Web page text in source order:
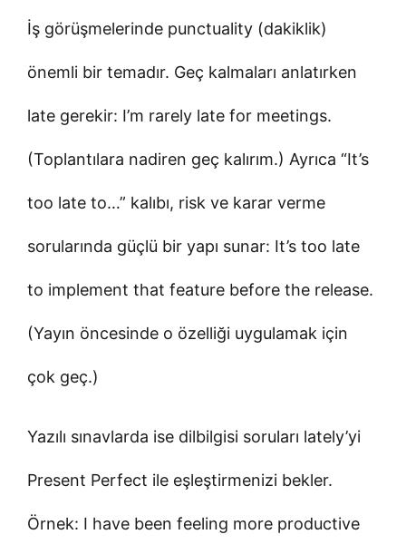
İş görüşmelerinde punctuality (dakiklik)
önemli bir temadır. Geç kalmaları anlatırken
late gerekir: I’m rarely late for meetings.
(Toplantılara nadiren geç kalırım.) Ayrıca “It’s
too late to…” kalıbı, risk ve karar verme
sorularında güçlü bir yapı sunar: It’s too late
to implement that feature before the release.
(Yayın öncesinde o özelliği uygulamak için
çok geç.)
Yazılı sınavlarda ise dilbilgisi soruları lately’yi
Present Perfect ile eşleştirmenizi bekler.
Örnek: I have been feeling more productive